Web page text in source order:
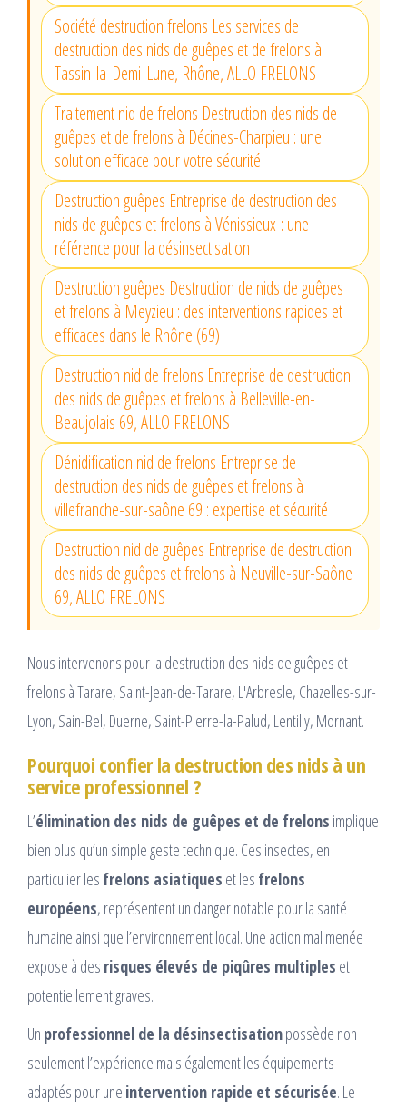
Société destruction frelons Les services de
destruction des nids de guêpes et de frelons à
Tassin-la-Demi-Lune, Rhône, ALLO FRELONS
Traitement nid de frelons Destruction des nids de
guêpes et de frelons à Décines-Charpieu : une
solution efficace pour votre sécurité
Destruction guêpes Entreprise de destruction des
nids de guêpes et frelons à Vénissieux : une
référence pour la désinsectisation
Destruction guêpes Destruction de nids de guêpes
et frelons à Meyzieu : des interventions rapides et
efficaces dans le Rhône (69)
Destruction nid de frelons Entreprise de destruction
des nids de guêpes et frelons à Belleville-en-
Beaujolais 69, ALLO FRELONS
Dénidification nid de frelons Entreprise de
destruction des nids de guêpes et frelons à
villefranche-sur-saône 69 : expertise et sécurité
Destruction nid de guêpes Entreprise de destruction
des nids de guêpes et frelons à Neuville-sur-Saône
69, ALLO FRELONS
Nous intervenons pour la destruction des nids de guêpes et
frelons à Tarare, Saint-Jean-de-Tarare, L'Arbresle, Chazelles-sur-
Lyon, Sain-Bel, Duerne, Saint-Pierre-la-Palud, Lentilly, Mornant.
Pourquoi confier la destruction des nids à un
service professionnel ?
L’élimination des nids de guêpes et de frelons implique
bien plus qu’un simple geste technique. Ces insectes, en
particulier les frelons asiatiques et les frelons
européens, représentent un danger notable pour la santé
humaine ainsi que l’environnement local. Une action mal menée
expose à des risques élevés de piqûres multiples et
potentiellement graves.
Un professionnel de la désinsectisationpossède non
seulement l’expérience mais également les équipements
adaptés pour une intervention rapide et sécurisée. Le